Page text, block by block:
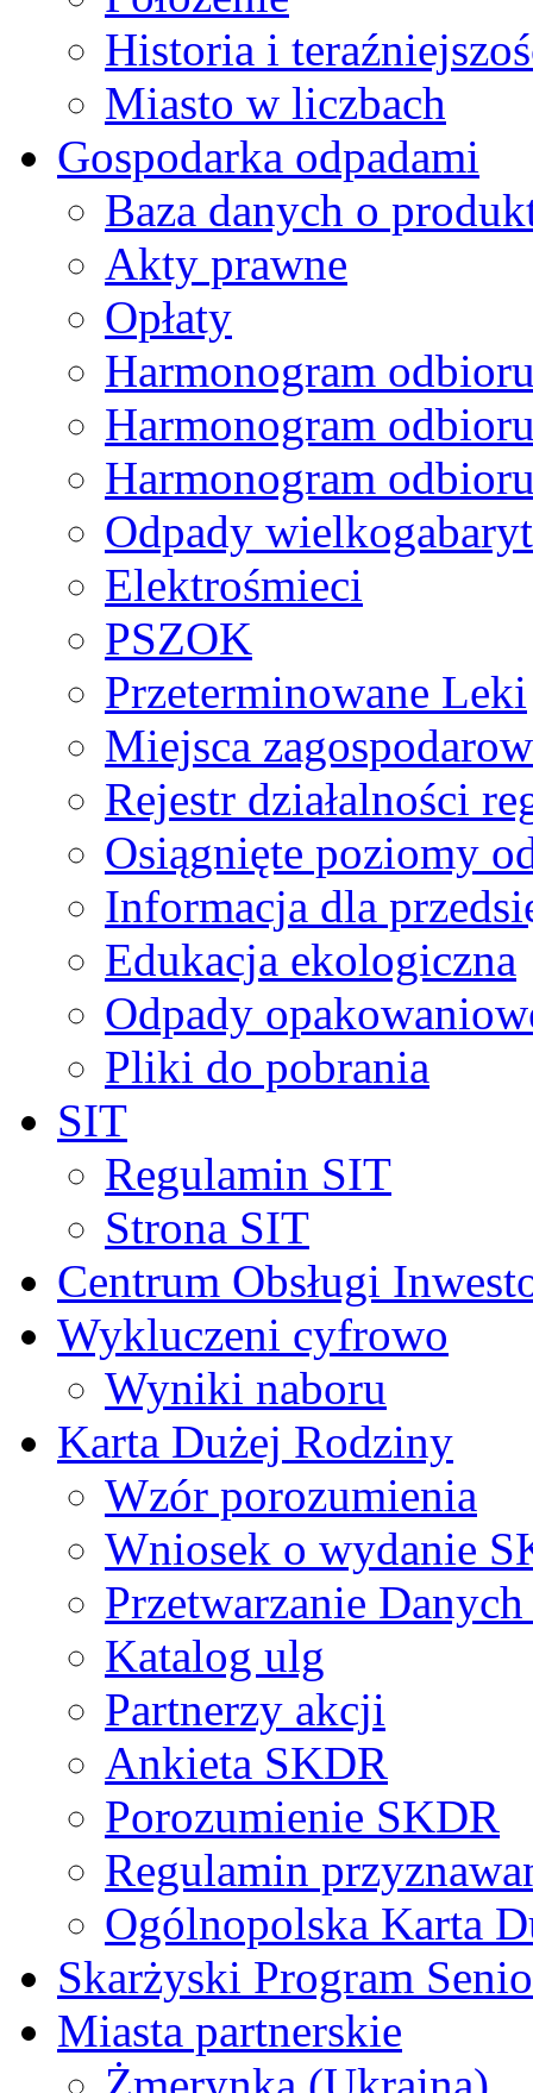
Historia i
Miasto w liczbach
Gospodarka odpadami
Baza danych o
Akty prawne
Opłaty
Harmonogram
Harmonogram
Harmonogram
Odpady
Elektrośmieci
PSZOK
Przeterminowane Leki
Miejsca
Rejestr działalności
Osiągnięte poziomy
Informacja dla
Edukacja ekologiczna
Odpady
Pliki do pobrania
SIT
Regulamin SIT
Strona SIT
Centrum Obsługi
Wykluczeni cyfrowo
Wyniki naboru
Karta Dużej Rodziny
Wzór porozumienia
Wniosek o wydanie
Przetwarzanie
Katalog ulg
Partnerzy akcji
Ankieta SKDR
Porozumienie SKDR
Regulamin
Ogólnopolska Karta
Skarżyski Program
Miasta partnerskie